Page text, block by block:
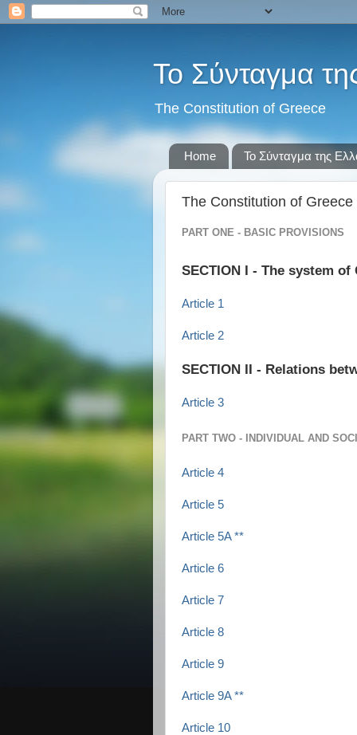
Το Σύνταγμα
The Constitution of Greece
Home Το Σύνταγμα της
The Constitution of Greece
PART ONE - BASIC PROVISIONS
SECTION I - The system of
Article 1
Article 2
SECTION II - Relations
Article 3
PART TWO - INDIVIDUAL AND
Article 4
Article 5
Article 5A **
Article 6
Article 7
Article 8
Article 9
Article 9A **
Article 10